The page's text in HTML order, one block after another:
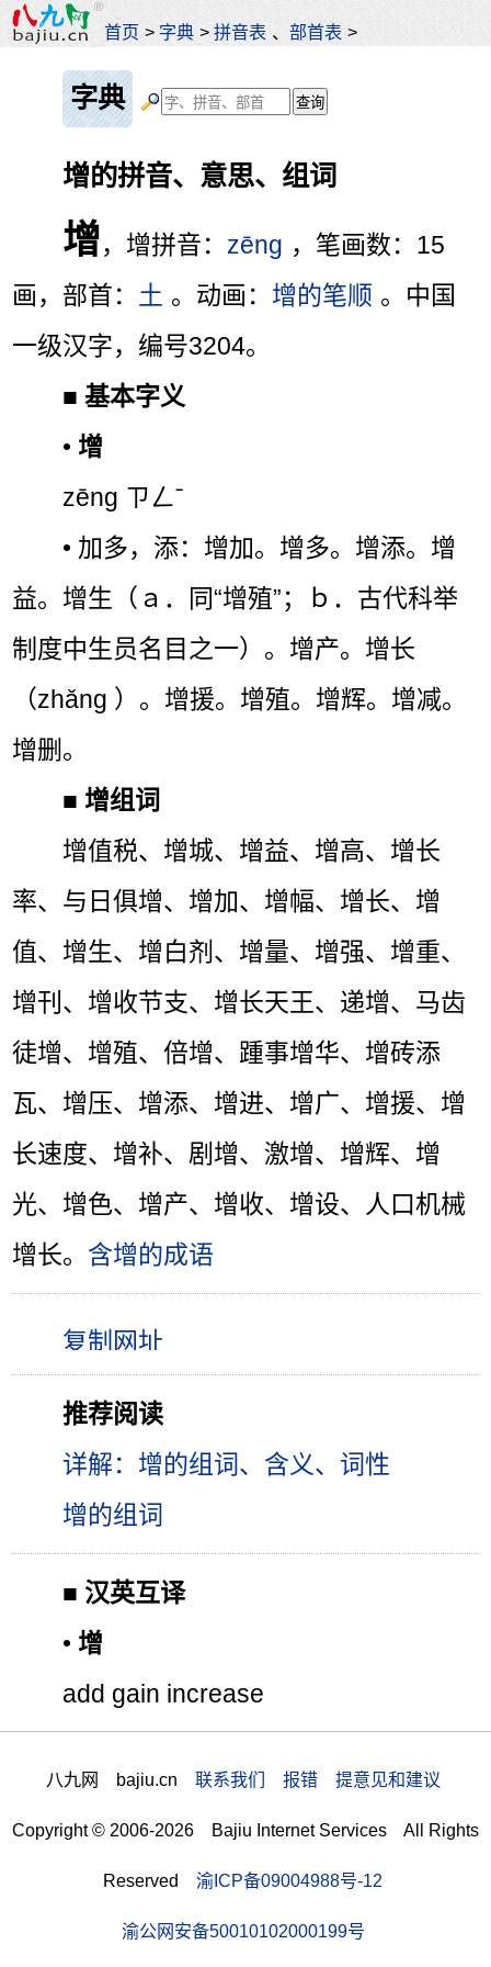
首页 > 字典 >拼音表 、部首表 >
字典
增的拼音、意思、组词
增，增拼音： zēng ，笔画数：15
画，部首： 土 。动画： 增的笔顺 。中国
一级汉字，编号3204。
■基本字义
• 增
zēng ㄗㄥˉ
• 加多，添：增加。增多。增添。增
益。增生（ａ．同“增殖”；ｂ．古代科举
制度中生员名目之一）。增产。增长
（zhǎng ）。增援。增殖。增辉。增减。
增删。
■ 增组词
增值税、增城、增益、增高、增长
率、与日俱增、增加、增幅、增长、增
值、增生、增白剂、增量、增强、增重、
增刊、增收节支、增长天王、递增、马齿
徒增、增殖、倍增、踵事增华、增砖添
瓦、增压、增添、增进、增广、增援、增
长速度、增补、剧增、激增、增辉、增
光、增色、增产、增收、增设、人口机械
增长。 含增的成语
推荐阅读
详解：增的组词、含义、词性
增的组词
■ 汉英互译
• 增
add gain increase
八九网 bajiu.cn 联系我们 报错 提意见和建议
Copyright © 2006-2026 Bajiu Internet Services All Rights
Reserved 渝ICP备09004988号-12
渝公网安备50010102000199号